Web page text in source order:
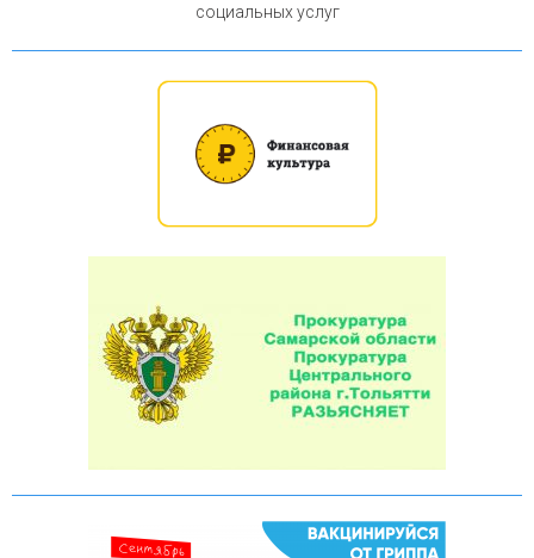
социальных услуг